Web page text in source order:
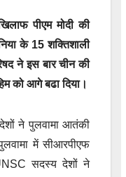
पीएम मोदी की
के 15 शक्तिशाली
ने इस बार चीन की
को आगे बढा दिया।
ने पुलवामा आतंकी
में सीआरपीएफ
सदस्य देशों ने